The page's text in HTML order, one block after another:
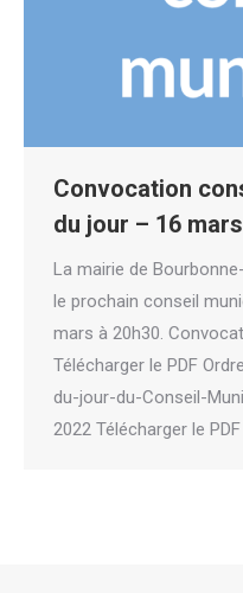
Convocation
du jour – 16
La mairie de
le prochain conseil
mars à 20h30.
Télécharger le PDF
du-jour-du-Conseil-
2022 Télécharger le PDF